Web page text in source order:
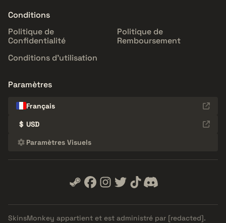
Conditions
Politique de
Confidentialité
Politique de
Remboursement
Conditions d'utilisation
Paramètres
Français
$ USD
Paramètres Visuels
SkinsMonkey appartient et est administré par [redacted].